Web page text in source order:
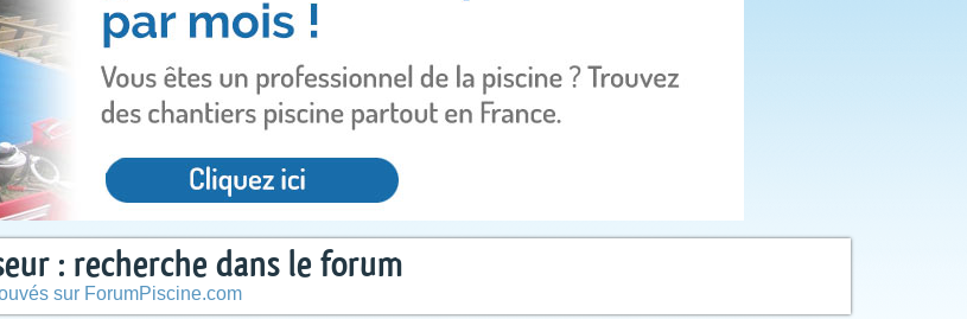
: recherche dans le forum
sur ForumPiscine.com